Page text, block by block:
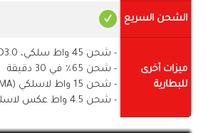
الشحن السريع
ميزات أخرى
للبطارية
- شحن 45 واط سلكي، PD3.0
- شحن 65٪ في 30 دقيقة
- شحن 15 واط لاسلكي (Qi / PMA)
- شحن 4.5 واط عكس لاسلكي